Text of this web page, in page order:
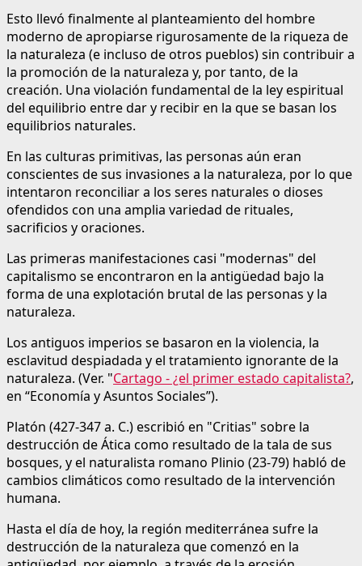
Esto llevó finalmente al planteamiento del hombre
moderno de apropiarse rigurosamente de la riqueza de
la naturaleza (e incluso de otros pueblos) sin contribuir a
la promoción de la naturaleza y, por tanto, de la
creación. Una violación fundamental de la ley espiritual
del equilibrio entre dar y recibir en la que se basan los
equilibrios naturales.
En las culturas primitivas, las personas aún eran
conscientes de sus invasiones a la naturaleza, por lo que
intentaron reconciliar a los seres naturales o dioses
ofendidos con una amplia variedad de rituales,
sacrificios y oraciones.
Las primeras manifestaciones casi "modernas" del
capitalismo se encontraron en la antigüedad bajo la
forma de una explotación brutal de las personas y la
naturaleza.
Los antiguos imperios se basaron en la violencia, la
esclavitud despiadada y el tratamiento ignorante de la
naturaleza. (Ver. "Cartago - ¿el primer estado capitalista?,
en “Economía y Asuntos Sociales”).
Platón (427-347 a. C.) escribió en "Critias" sobre la
destrucción de Ática como resultado de la tala de sus
bosques, y el naturalista romano Plinio (23-79) habló de
cambios climáticos como resultado de la intervención
humana.
Hasta el día de hoy, la región mediterránea sufre la
destrucción de la naturaleza que comenzó en la